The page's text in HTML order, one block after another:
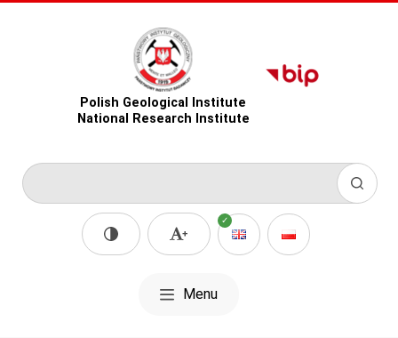
Polish Geological Institute
National Research Institute
Menu